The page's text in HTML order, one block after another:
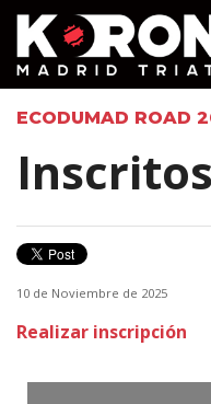
ECODUMAD ROAD
10 de Noviembre de 2025
Realizar inscripción